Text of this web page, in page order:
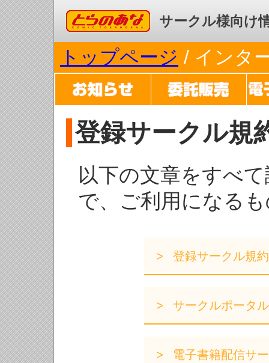
コミックとらのあな サークル様向け
トップページ / インタ
登録サークル規
以下の文章をすべ
で、ご利用になる
登録サークル規約
サークルポータ
電子書籍配信サ